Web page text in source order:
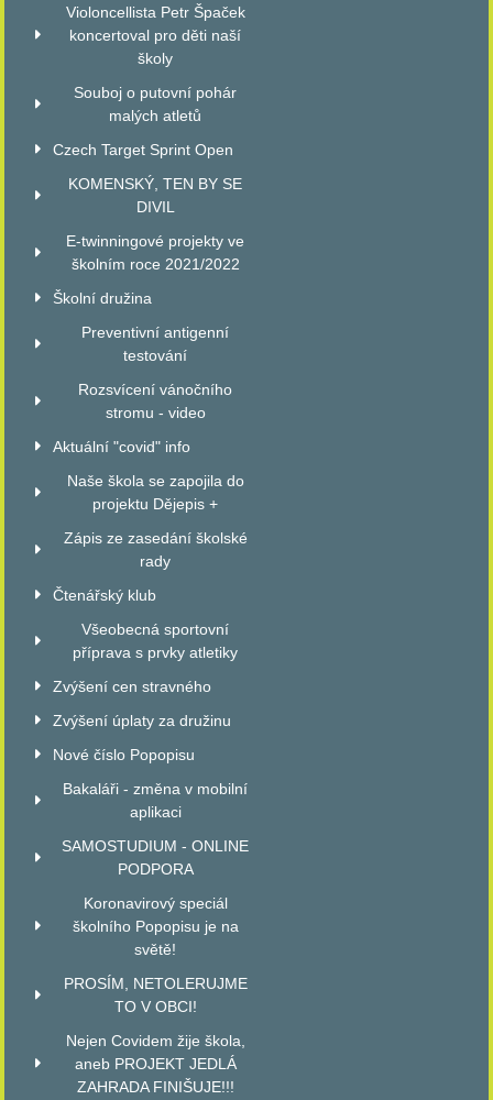
Violoncellista Petr Špaček
koncertoval pro děti naší
školy
Souboj o putovní pohár
malých atletů
Czech Target Sprint Open
KOMENSKÝ, TEN BY SE
DIVIL
E-twinningové projekty ve
školním roce 2021/2022
Školní družina
Preventivní antigenní
testování
Rozsvícení vánočního
stromu - video
Aktuální "covid" info
Naše škola se zapojila do
projektu Dějepis +
Zápis ze zasedání školské
rady
Čtenářský klub
Všeobecná sportovní
příprava s prvky atletiky
Zvýšení cen stravného
Zvýšení úplaty za družinu
Nové číslo Popopisu
Bakaláři - změna v mobilní
aplikaci
SAMOSTUDIUM - ONLINE
PODPORA
Koronavirový speciál
školního Popopisu je na
světě!
PROSÍM, NETOLERUJME
TO V OBCI!
Nejen Covidem žije škola,
aneb PROJEKT JEDLÁ
ZAHRADA FINIŠUJE!!!